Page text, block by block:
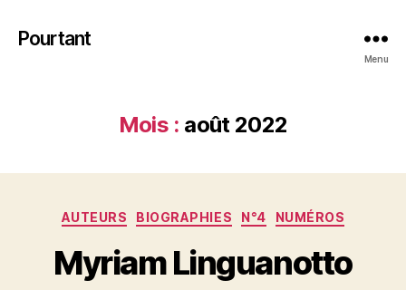
Pourtant
Menu
Mois : août 2022
Catégories
AUTEURS BIOGRAPHIES N°4 NUMÉROS
Myriam Linguanotto